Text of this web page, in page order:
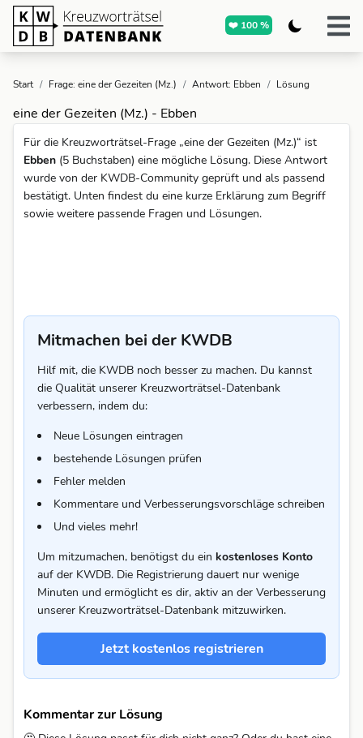
❤️ 100 %
Start / Frage: eine der Gezeiten (Mz.) / Antwort: Ebben / Lösung
eine der Gezeiten (Mz.) - Ebben
Für die Kreuzworträtsel-Frage „eine der Gezeiten (Mz.)“ ist
Ebben (5 Buchstaben) eine mögliche Lösung. Diese Antwort
wurde von der KWDB-Community geprüft und als passend
bestätigt. Unten findest du eine kurze Erklärung zum Begriff
sowie weitere passende Fragen und Lösungen.
Mitmachen bei der KWDB
Hilf mit, die KWDB noch besser zu machen. Du kannst
die Qualität unserer Kreuzworträtsel-Datenbank
verbessern, indem du:
Neue Lösungen eintragen
bestehende Lösungen prüfen
Fehler melden
Kommentare und Verbesserungsvorschläge schreiben
Und vieles mehr!
Um mitzumachen, benötigst du ein kostenloses Konto
auf der KWDB. Die Registrierung dauert nur wenige
Minuten und ermöglicht es dir, aktiv an der Verbesserung
unserer Kreuzworträtsel-Datenbank mitzuwirken.
Jetzt kostenlos registrieren
Kommentar zur Lösung